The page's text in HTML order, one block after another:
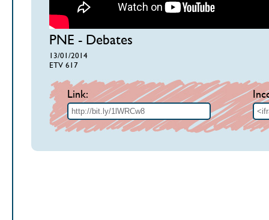
PNE - Debates
13/01/2014
ETV 617
Link: